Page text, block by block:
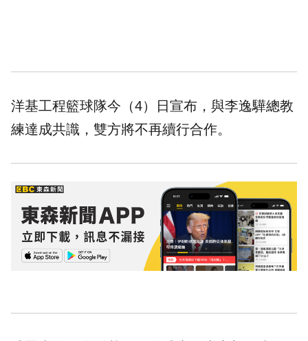
洋基工程籃球隊今（4）日宣布，與李逸驊總教
練達成共識，雙方將不再續行合作。